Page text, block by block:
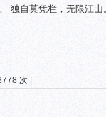
独自莫凭栏，无限江
次 |